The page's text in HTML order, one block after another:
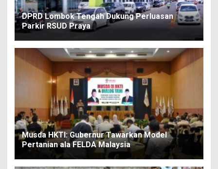
DPRD Lombok Tengah Dukung Perluasan
Parkir RSUD Praya
Musda HKTI: Gubernur Tawarkan Model
Pertanian ala FELDA Malaysia